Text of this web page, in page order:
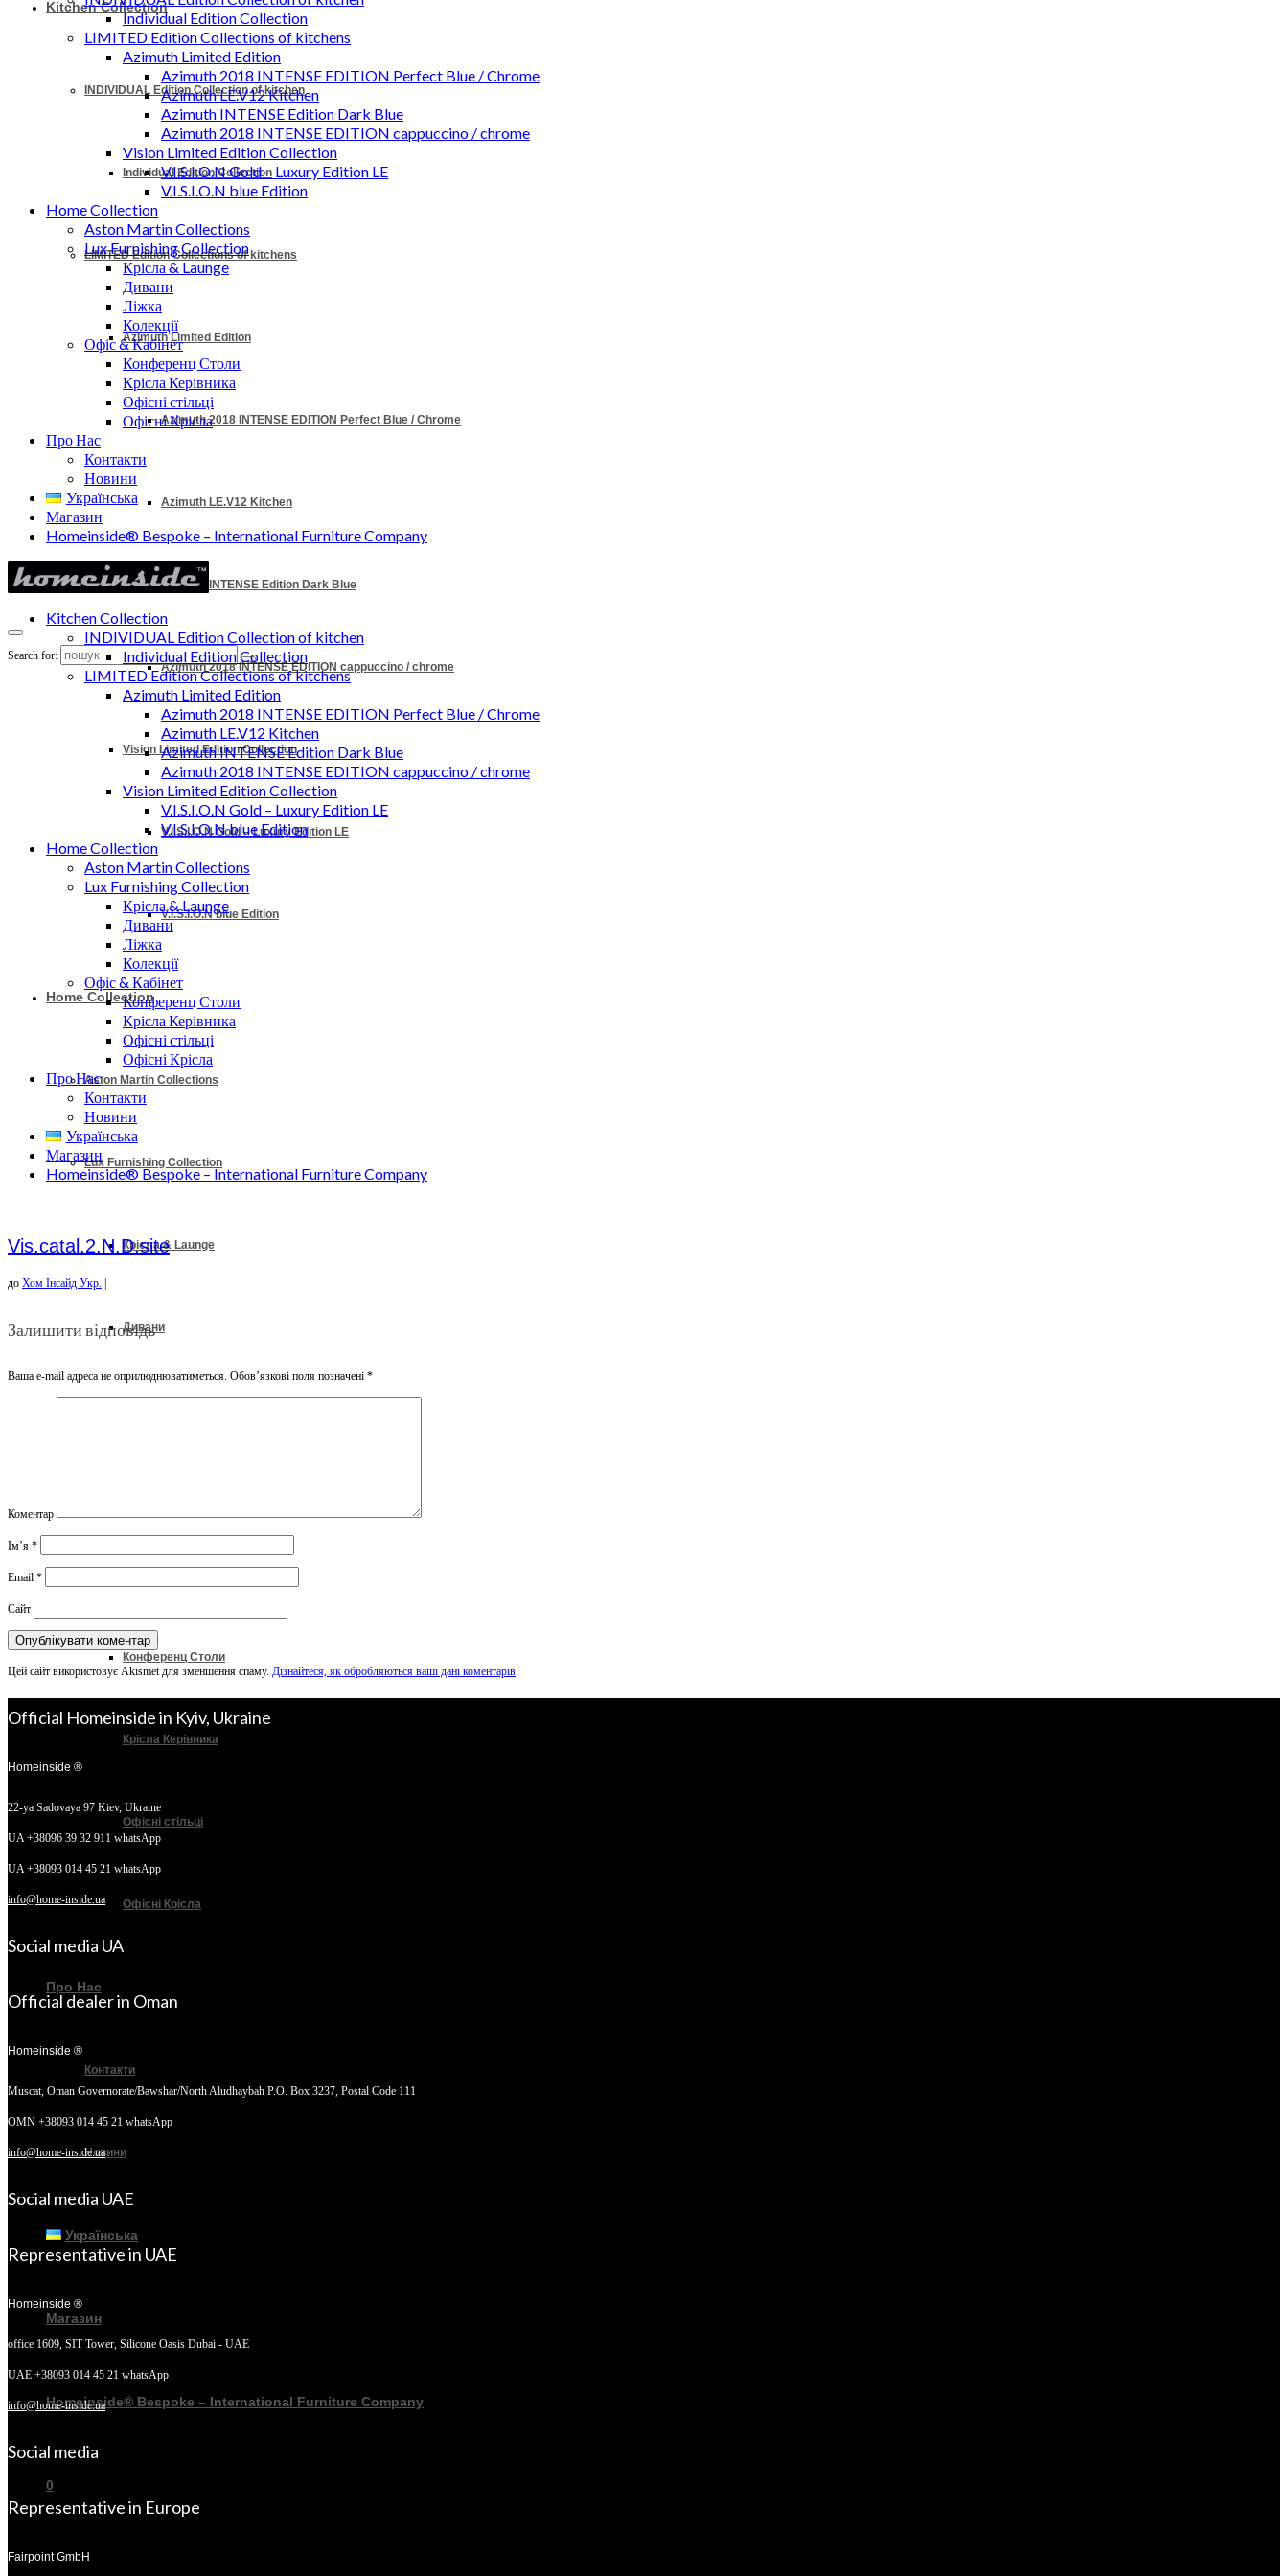
Kitchen Collection
INDIVIDUAL Edition Collection of kitchen
Individual Edition Collection
LIMITED Edition Collections of kitchens
Azimuth Limited Edition
Azimuth 2018 INTENSE EDITION Perfect Blue / Chrome
Azimuth LE.V12 Kitchen
Azimuth INTENSE Edition Dark Blue
Azimuth 2018 INTENSE EDITION cappuccino / chrome
Vision Limited Edition Collection
V.I.S.I.O.N Gold – Luxury Edition LE
V.I.S.I.O.N blue Edition
Home Collection
Aston Martin Collections
Lux Furnishing Collection
Крісла & Launge
Дивани
Конференц Столи
Крісла Керівника
Офісні стільці
Офісні Крісла
Про Нас
Контакти
Новини
Українська
Магазин
Homeinside® Bespoke – International Furniture Company
0
Individual Edition Collection
LIMITED Edition Collections of kitchens
Azimuth Limited Edition
Azimuth 2018 INTENSE EDITION Perfect Blue / Chrome
Azimuth LE.V12 Kitchen
Azimuth INTENSE Edition Dark Blue
Azimuth 2018 INTENSE EDITION cappuccino / chrome
Vision Limited Edition Collection
V.I.S.I.O.N Gold – Luxury Edition LE
V.I.S.I.O.N blue Edition
Home Collection
Aston Martin Collections
Lux Furnishing Collection
Крісла & Launge
Дивани
Ліжка
Колекції
Офіс & Кабінет
Конференц Столи
Крісла Керівника
Офісні стільці
Офісні Крісла
Про Нас
Контакти
Новини
Українська
Магазин
Homeinside® Bespoke – International Furniture Company
Search for:
Kitchen Collection
INDIVIDUAL Edition Collection of kitchen
Individual Edition Collection
LIMITED Edition Collections of kitchens
Azimuth Limited Edition
Azimuth 2018 INTENSE EDITION Perfect Blue / Chrome
Azimuth LE.V12 Kitchen
Azimuth INTENSE Edition Dark Blue
Azimuth 2018 INTENSE EDITION cappuccino / chrome
Vision Limited Edition Collection
V.I.S.I.O.N Gold – Luxury Edition LE
V.I.S.I.O.N blue Edition
Home Collection
Aston Martin Collections
Lux Furnishing Collection
Крісла & Launge
Дивани
Ліжка
Колекції
Офіс & Кабінет
Конференц Столи
Крісла Керівника
Офісні стільці
Офісні Крісла
Про Нас
Контакти
Новини
Українська
Магазин
Homeinside® Bespoke – International Furniture Company
Vis.catal.2.N.D.site
до Хом Інсайд Укр.
Залишити відповідь
Ваша e-mail адреса не оприлюднюватиметься. Обов’язкові поля позначені *
Коментар
Ім’я *
Email *
Сайт
Цей сайт використовує Akismet для зменшення спаму. Дізнайтеся, як обробляються ваші дані коментарів.
Official Homeinside in Kyiv, Ukraine
Homeinside ®
22-ya Sadovaya 97 Kiev, Ukraine
UA +38096 39 32 911 whatsApp
UA +38093 014 45 21 whatsApp
info@home-inside.ua
Social media UA
Official dealer in Oman
Homeinside ®
Muscat, Oman Governorate/Bawshar/North Aludhaybah P.O. Box 3237, Postal Code 111
OMN +38093 014 45 21 whatsApp
info@home-inside.ua
Social media UAE
Representative in UAE
Homeinside ®
office 1609, SIT Tower, Silicone Oasis Dubai - UAE
UAE +38093 014 45 21 whatsApp
info@home-inside.ua
Social media
Representative in Europe
Fairpoint GmbH